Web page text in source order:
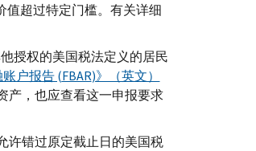
值超过特定门槛。有关详细
授权的美国税法定义的居民
账户报告 (FBAR)》（英文）
产，也应查看这一申报要求
许错过原定截止日的美国税